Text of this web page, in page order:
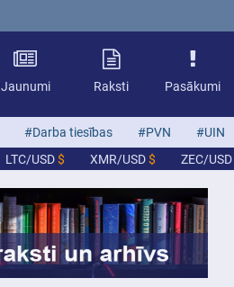
Jaunumi Raksti Pasākumi
#Darba tiesības #PVN #UIN
LTC/USD$ XMR/USD$ ZEC/USD